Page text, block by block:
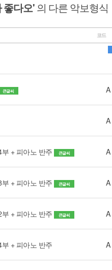
좋다오'의 다른 악보형식
코드
큰글씨
부 + 피아노 반주 큰글씨
부 + 피아노 반주 큰글씨
부 + 피아노 반주 큰글씨
부 + 피아노 반주